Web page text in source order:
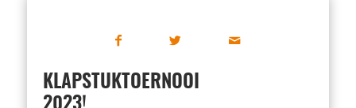
KLAPSTUKTOERNOOI